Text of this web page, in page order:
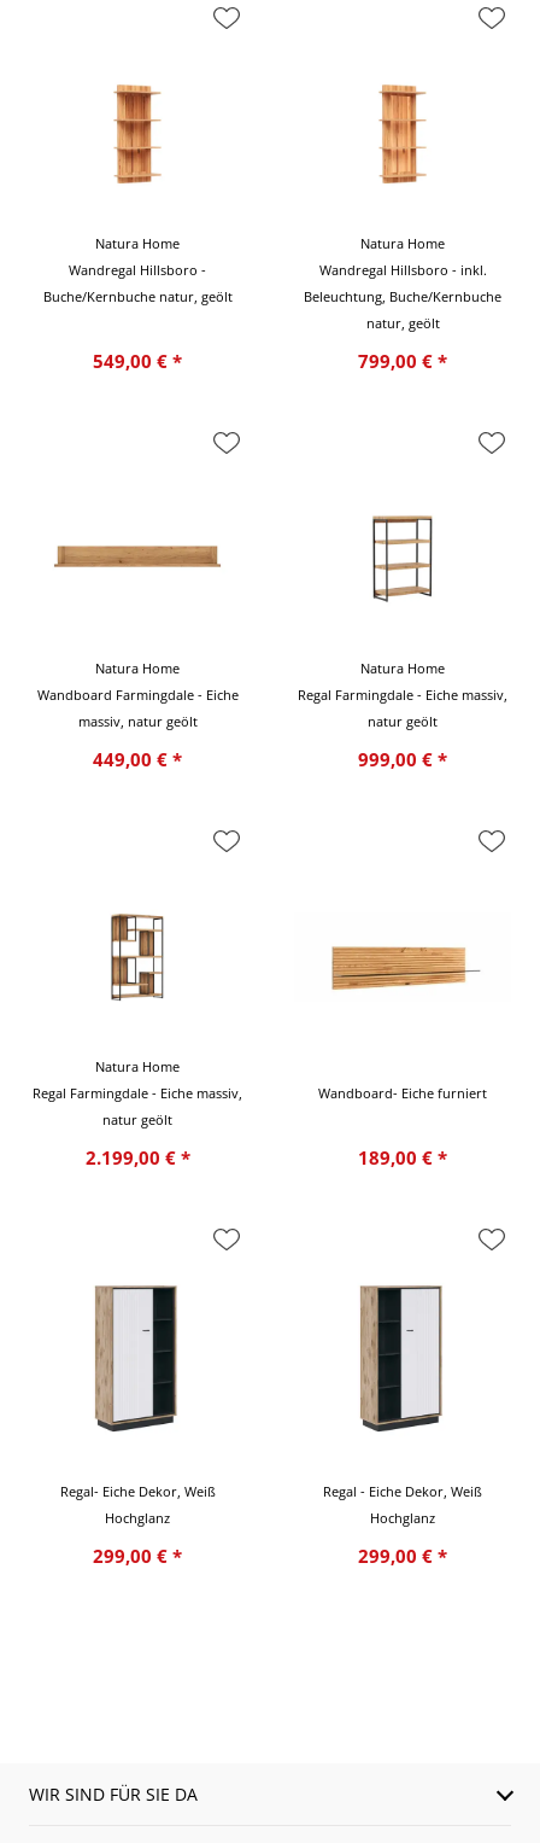
Natura Home
Wandregal Hillsboro -
Buche/Kernbuche natur, geölt
549,00 € *
Natura Home
Wandregal Hillsboro - inkl.
Beleuchtung, Buche/Kernbuche
natur, geölt
799,00 € *
Natura Home
Wandboard Farmingdale - Eiche
massiv, natur geölt
449,00 € *
Natura Home
Regal Farmingdale - Eiche massiv,
natur geölt
999,00 € *
Natura Home
Regal Farmingdale - Eiche massiv,
natur geölt
2.199,00 € *
Wandboard- Eiche furniert
189,00 € *
Regal- Eiche Dekor, Weiß
Hochglanz
299,00 € *
Regal - Eiche Dekor, Weiß
Hochglanz
299,00 € *
WIR SIND FÜR SIE DA